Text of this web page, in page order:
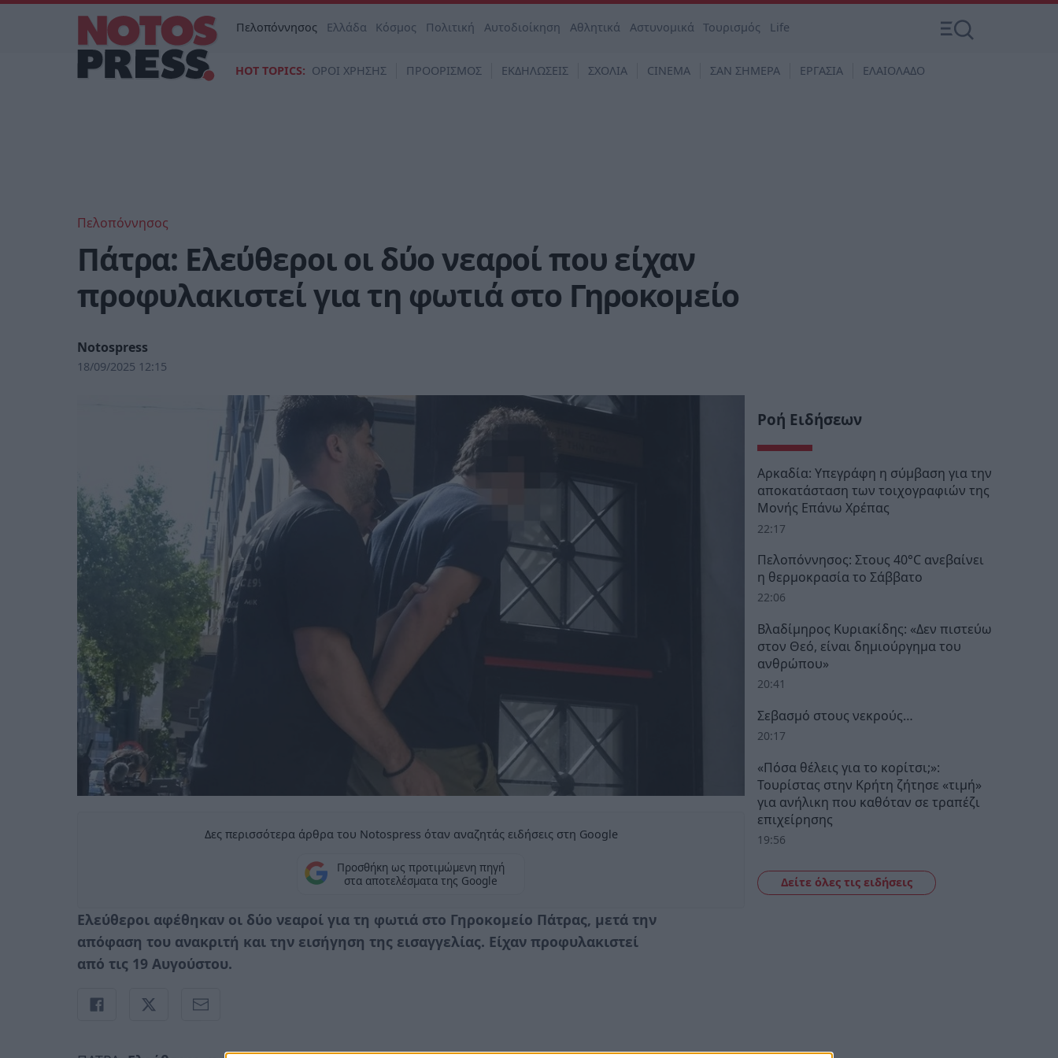
Πελοπόννησος Ελλάδα Κόσμος Πολιτική Αυτοδιοίκηση Αθλητικά Αστυνομικά Τουρισμός Life
HOT TOPICS: ΟΡΟΙ ΧΡΗΣΗΣ ΠΡΟΟΡΙΣΜΟΣ ΕΚΔΗΛΩΣΕΙΣ ΣΧΟΛΙΑ CINEMA ΣΑΝ ΣΗΜΕΡΑ ΕΡΓΑΣΙΑ ΕΛΑΙΟΛΑΔΟ
Πελοπόννησος
Πάτρα: Ελεύθεροι οι δύο νεαροί που είχαν
προφυλακιστεί για τη φωτιά στο Γηροκομείο
Notospress
18/09/2025 12:15
Δες περισσότερα άρθρα του Notospress όταν αναζητάς ειδήσεις στη Google
Προσθήκη ως προτιμώμενη πηγή
στα αποτελέσματα της Google
Ελεύθεροι αφέθηκαν οι δύο νεαροί για τη φωτιά στο Γηροκομείο Πάτρας, μετά την
απόφαση του ανακριτή και την εισήγηση της εισαγγελίας. Είχαν προφυλακιστεί
από τις 19 Αυγούστου.
Ροή Ειδήσεων
Αρκαδία: Υπεγράφη η σύμβαση για την
αποκατάσταση των τοιχογραφιών της
Μονής Επάνω Χρέπας
22:17
Πελοπόννησος: Στους 40°C ανεβαίνει
η θερμοκρασία το Σάββατο
22:06
Βλαδίμηρος Κυριακίδης: «Δεν πιστεύω
στον Θεό, είναι δημιούργημα του
ανθρώπου»
20:41
Σεβασμό στους νεκρούς…
20:17
«Πόσα θέλεις για το κορίτσι;»:
Τουρίστας στην Κρήτη ζήτησε «τιμή»
για ανήλικη που καθόταν σε τραπέζι
επιχείρησης
19:56
Δείτε όλες τις ειδήσεις